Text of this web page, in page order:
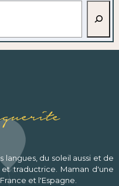
du soleil aussi et de
traductrice. Maman d'une
et l'Espagne.